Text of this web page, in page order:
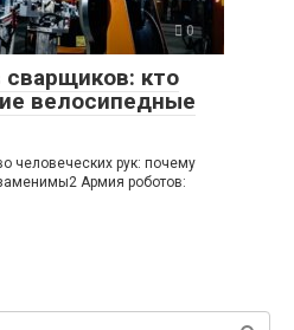
0
кто
велосипедные
человеческих рук: почему
Армия роботов: